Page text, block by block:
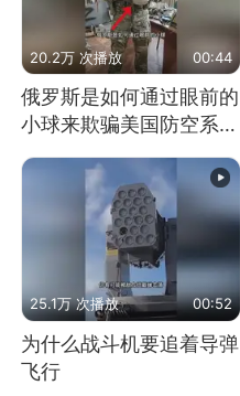
20.2万 次播放 00:44
俄罗斯是如何通过眼前的
小球来欺骗美国防空系统
25.1万 次播放 00:52
为什么战斗机要追着导弹
飞行